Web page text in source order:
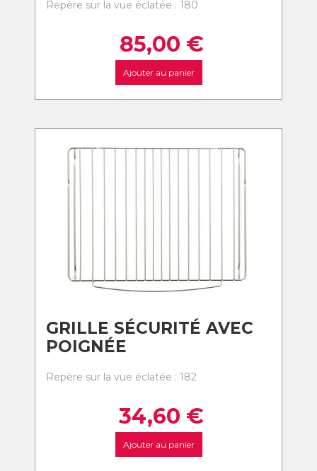
Repère sur la vue éclatée : 180
85,00 €
Ajouter au panier
GRILLE SÉCURITÉ AVEC
POIGNÉE
Repère sur la vue éclatée : 182
34,60 €
Ajouter au panier